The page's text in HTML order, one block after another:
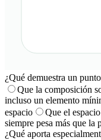
¿Qué demuestra un
Que la composición
incluso un elemento
espacio
Que el
siempre pesa más que la
¿Qué aporta